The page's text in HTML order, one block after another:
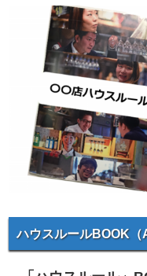
ハウスルールBOOK